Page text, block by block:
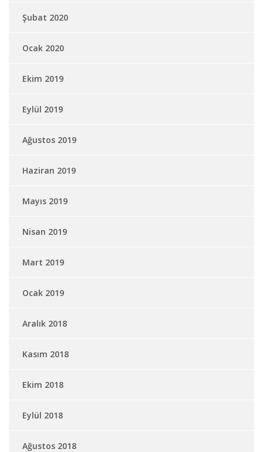
Şubat 2020
Ocak 2020
Ekim 2019
Eylül 2019
Ağustos 2019
Haziran 2019
Mayıs 2019
Nisan 2019
Mart 2019
Ocak 2019
Aralık 2018
Kasım 2018
Ekim 2018
Eylül 2018
Ağustos 2018